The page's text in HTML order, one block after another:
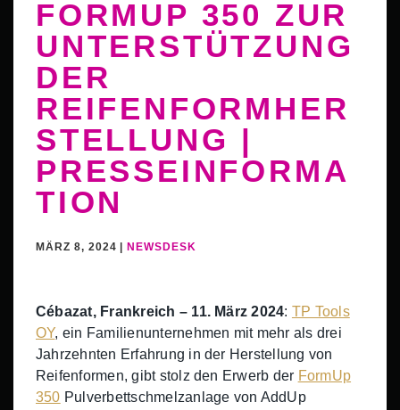
FORMUP 350 ZUR
UNTERSTÜTZUNG
DER
REIFENFORMHER
STELLUNG |
PRESSEINFORMA
TION
MÄRZ 8, 2024 | NEWSDESK
Cébazat, Frankreich – 11. März 2024: TP Tools
OY, ein Familienunternehmen mit mehr als drei
Jahrzehnten Erfahrung in der Herstellung von
Reifenformen, gibt stolz den Erwerb der FormUp
350 Pulverbettschmelzanlage von AddUp